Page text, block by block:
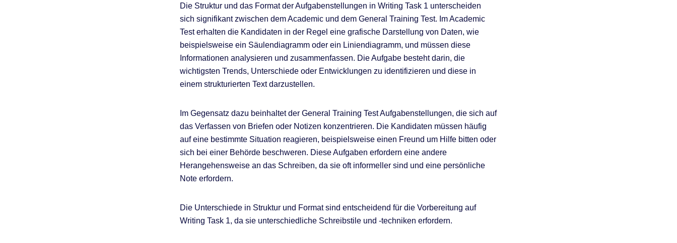
Die Struktur und das Format der Aufgabenstellungen in Writing Task 1 unterscheiden
sich signifikant zwischen dem Academic und dem General Training Test. Im Academic
Test erhalten die Kandidaten in der Regel eine grafische Darstellung von Daten, wie
beispielsweise ein Säulendiagramm oder ein Liniendiagramm, und müssen diese
Informationen analysieren und zusammenfassen. Die Aufgabe besteht darin, die
wichtigsten Trends, Unterschiede oder Entwicklungen zu identifizieren und diese in
einem strukturierten Text darzustellen.
Im Gegensatz dazu beinhaltet der General Training Test Aufgabenstellungen, die sich auf
das Verfassen von Briefen oder Notizen konzentrieren. Die Kandidaten müssen häufig
auf eine bestimmte Situation reagieren, beispielsweise einen Freund um Hilfe bitten oder
sich bei einer Behörde beschweren. Diese Aufgaben erfordern eine andere
Herangehensweise an das Schreiben, da sie oft informeller sind und eine persönliche
Note erfordern.
Die Unterschiede in Struktur und Format sind entscheidend für die Vorbereitung auf
Writing Task 1, da sie unterschiedliche Schreibstile und -techniken erfordern.